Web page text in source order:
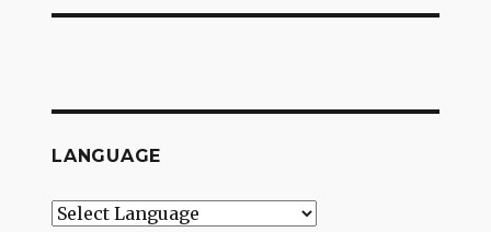
LANGUAGE